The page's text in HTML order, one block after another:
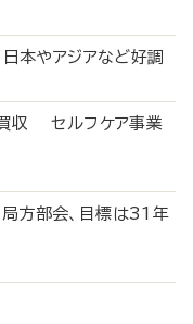
本やアジアなど好調
買収 セルフケア事業
方部会、目標は31年